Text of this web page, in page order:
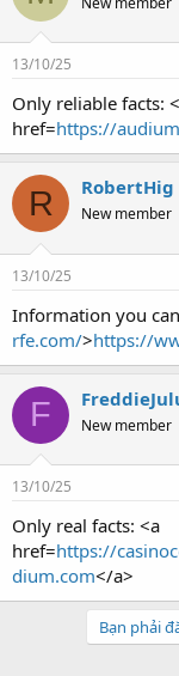
13/10/25
Only reliable facts:
href=https://
R RobertHig
New member
13/10/25
Information you
rfe.com/>https://
F New member
13/10/25
Only real facts: <a
href=https://
dium.com</a>
Bạn phải